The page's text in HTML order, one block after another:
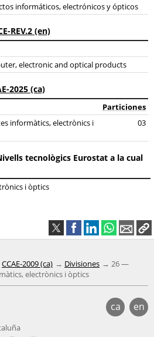
informáticos, electrónicos y ópticos
REV.2 (en)
electronic and optical products
2025 (ca)
Particiones
informàtics, electrònics i
03
tecnològics Eurostat a la cual
i òptics
CCAE-2009 (ca) Divisiones
26 —
electrònics i òptics
ca en